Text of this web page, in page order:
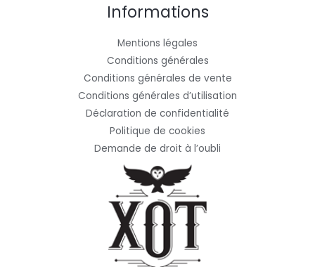
Informations
Mentions légales
Conditions générales
Conditions générales de vente
Conditions générales d’utilisation
Déclaration de confidentialité
Politique de cookies
Demande de droit à l’oubli